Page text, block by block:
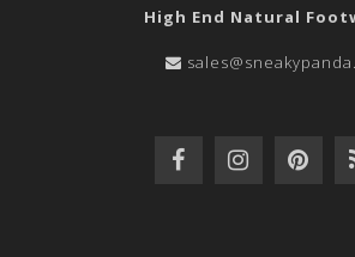
High End Natural